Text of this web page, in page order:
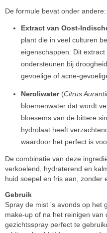
De formule bevat onder andere:
Extract van Oost-
plant die in veel culturen
eigenschappen. Dit
ondersteunen bij
gevoelige of acne-
Neroliwater(Citrus
bloemenwater dat wordt
bloesems van de bittere
hydrolaat heeft
waardoor het perfect is
De combinatie van deze
verkoelend, hydraterend en
huid soepel en fris aan, zonder
Gebruik
Spray de mist 's avonds op het
make-up of na het reinigen van
gezichtsspray perfect te